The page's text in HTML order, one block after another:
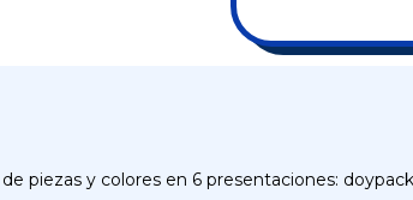
piezas y colores en 6 presentaciones: